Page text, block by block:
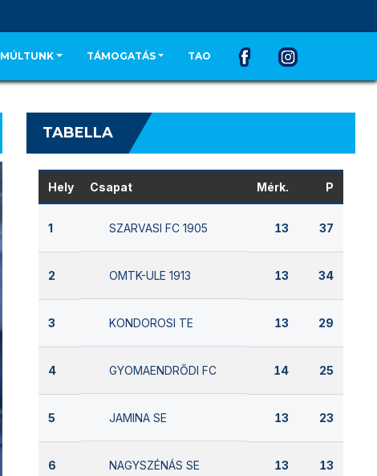
MÚLTUNK TÁMOGATÁS TAO
TABELLA
Hely Csapat Mérk. P
1 SZARVASI FC 1905 13 37
2 OMTK-ULE 1913 13 34
3 KONDOROSI TE 13 29
4 GYOMAENDRŐDI FC 14 25
5 JAMINA SE 13 23
6 NAGYSZÉNÁS SE 13 13